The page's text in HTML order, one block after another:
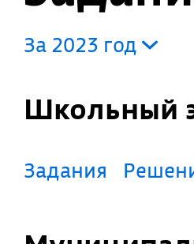
За 2023 год
Школьный
Задания